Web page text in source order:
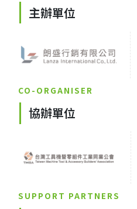
主辦單位
CO-ORGANISER
協辦單位
SUPPORT PARTNERS